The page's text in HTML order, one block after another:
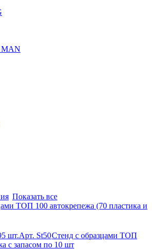
Показать все
ТОП 100 автокрепежа (70 пластика и
шт.Арт. St50Стенд с образцами ТОП
с запасом по 10 шт